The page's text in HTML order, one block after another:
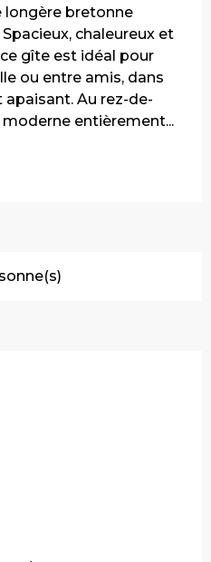
longère bretonne
chaleureux et
gîte est idéal pour
ou entre amis, dans
Au rez-de-
moderne entièrement...